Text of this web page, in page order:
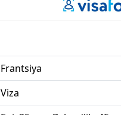
Frantsiya
Viza